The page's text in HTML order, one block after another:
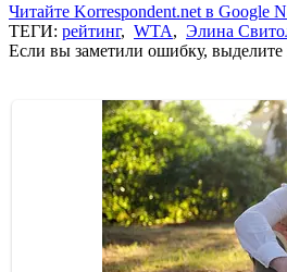
Читайте Korrespondent.net в Google
ТЕГИ: рейтинг, WTA, Элина
Если вы заметили ошибку,